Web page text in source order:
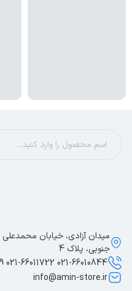
میدان آزادی، خیابان
جنوبی، پلاک 4
021-66010844 021-66011722 021-66016399
info@amin-store.ir